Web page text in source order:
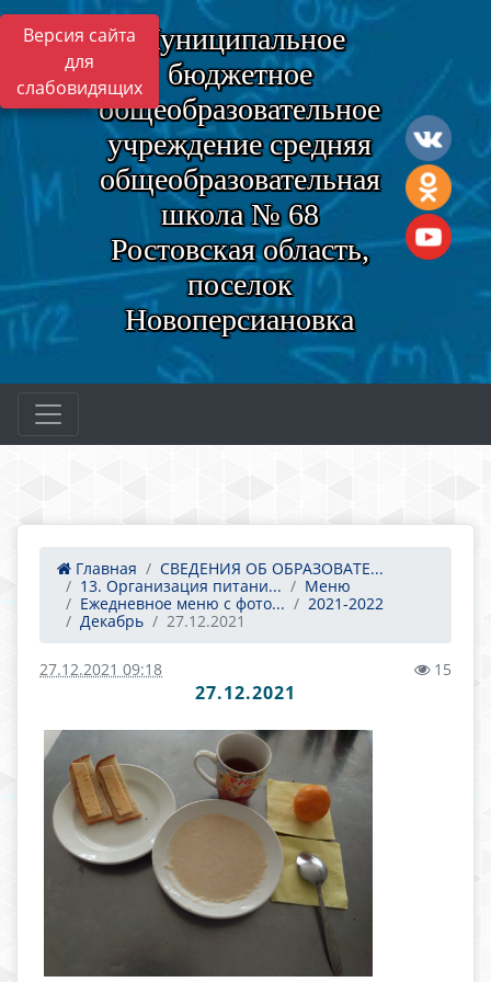
Версия сайта
для
слабовидящих
Муниципальное
бюджетное
общеобразовательное
учреждение средняя
общеобразовательная
школа № 68
Ростовская область,
поселок
Новоперсиановка
Главная
СВЕДЕНИЯ ОБ ОБРАЗОВАТЕ...
13. Организация питани...
Меню
Ежедневное меню с фото...
2021-2022
Декабрь
27.12.2021
27.12.2021 09:18 15
27.12.2021